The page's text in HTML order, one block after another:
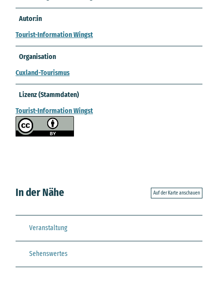
Autor:in
Tourist-Information Wingst
Organisation
Cuxland-Tourismus
Lizenz (Stammdaten)
Tourist-Information Wingst
In der Nähe Auf der Karte anschauen
Veranstaltung
Sehenswertes